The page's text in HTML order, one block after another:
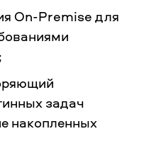
On-Premise для
задач
накопленных